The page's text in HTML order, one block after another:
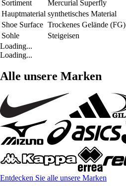
Sortiment
Mercurial Superfly
Hauptmaterial synthetisches Material
Shoe Surface Trockenes Gelände (FG)
Sohle
Steigeisen
Loading...
Loading...
Alle unsere Marken
Entdecken Sie alle unsere Marken